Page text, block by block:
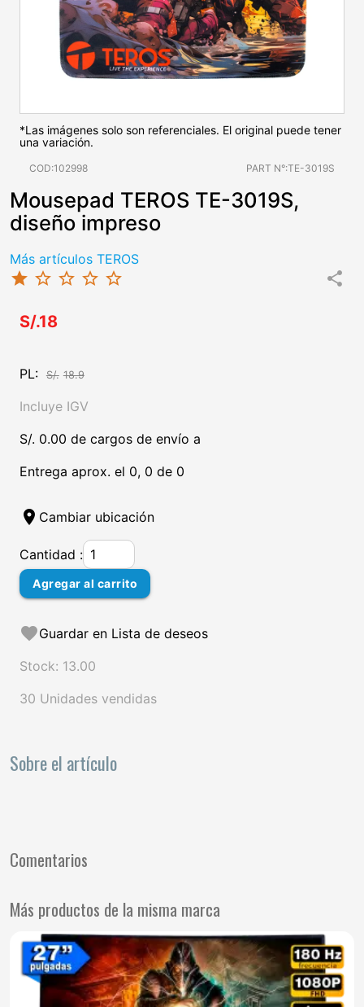
*Las imágenes solo son referenciales. El original puede tener
una variación.
COD:102998 PART N°:TE-3019S
Mousepad TEROS TE-3019S,
diseño impreso
Más artículos TEROS
star star_border star_border star_border star_border share
S/.18
PL: S/. 18.9
Incluye IGV
S/. 0.00 de cargos de envío a
Entrega aprox. el 0, 0 de 0
location_on Cambiar ubicación
Cantidad :
Agregar al carrito
favoriteGuardar en Lista de deseos
Stock: 13.00
30 Unidades vendidas
Sobre el artículo
Comentarios
Más productos de la misma marca